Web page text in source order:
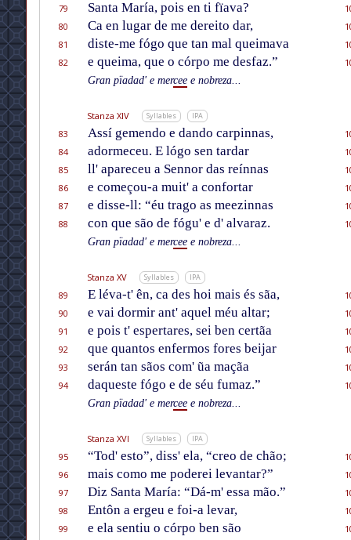
79
Santa María, pois en ti fïava?
80
Ca en lugar de me dereito dar,
81
diste-me fógo que tan mal queimava
82
e queima, que o córpo me desfaz.”
Gran pïadad' e merceee nobreza...
Stanza XIV Syllables IPA
83 Assí gemendo e dando carpinnas,
84
adormeceu. E lógo sen tardar
85
ll' apareceu a Sennor das reínnas
86
e começou-a muit' a confortar
87
e disse-ll: “éu trago as meezinnas
88
con que são de fógu' e d' alvaraz.
Gran pïadad' e merceee nobreza...
Stanza XV Syllables IPA
89 E léva-t' ên, ca des hoi mais és sãa,
90
e vai dormir ant' aquel méu altar;
91
e pois t' espertares, sei ben certãa
92
que quantos enfermos fores beijar
93
serán tan sãos com' ũa maçãa
94
daqueste fógo e de séu fumaz.”
Gran pïadad' e merceee nobreza...
Stanza XVI Syllables IPA
95 “Tod' esto”, diss' ela, “creo de chão;
96
mais como me poderei levantar?”
97
Diz Santa María: “Dá-m' essa mão.”
98
Entôn a ergeu e foi-a levar,
99
e ela sentiu o córpo ben são